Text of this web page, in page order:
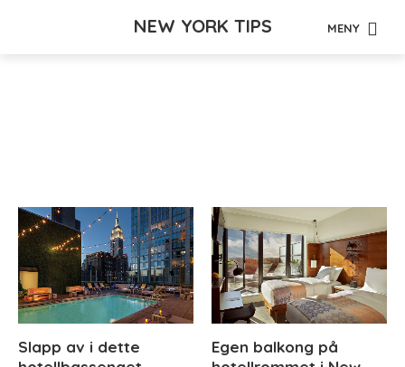
NEW YORK TIPS MENY
Slapp av i dette
Egen balkong på